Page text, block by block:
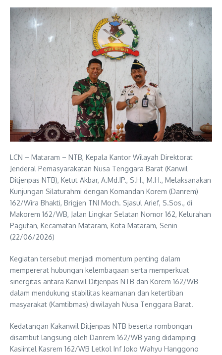
LCN – Mataram – NTB, Kepala Kantor Wilayah Direktorat
Jenderal Pemasyarakatan Nusa Tenggara Barat (Kanwil
Ditjenpas NTB), Ketut Akbar, A.Md.IP., S.H., M.H., Melaksanakan
Kunjungan Silaturahmi dengan Komandan Korem (Danrem)
162/Wira Bhakti, Brigjen TNI Moch. Sjasul Arief, S.Sos., di
Makorem 162/WB, Jalan Lingkar Selatan Nomor 162, Kelurahan
Pagutan, Kecamatan Mataram, Kota Mataram, Senin
(22/06/2026)
Kegiatan tersebut menjadi momentum penting dalam
mempererat hubungan kelembagaan serta memperkuat
sinergitas antara Kanwil Ditjenpas NTB dan Korem 162/WB
dalam mendukung stabilitas keamanan dan ketertiban
masyarakat (Kamtibmas) diwilayah Nusa Tenggara Barat.
Kedatangan Kakanwil Ditjenpas NTB beserta rombongan
disambut langsung oleh Danrem 162/WB yang didampingi
Kasiintel Kasrem 162/WB Letkol Inf Joko Wahyu Hanggono